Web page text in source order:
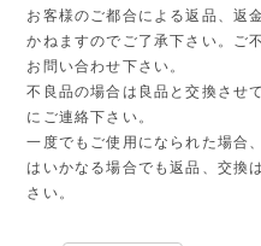
お客様のご都合による返品、返
かねますのでご了承下さい。ご
お問い合わせ下さい。
不良品の場合は良品と交換させ
にご連絡下さい。
一度でもご使用になられた場合
はいかなる場合でも返品、交換
さい。